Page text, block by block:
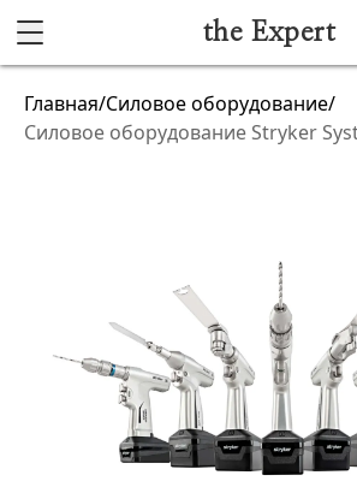
the Expert
Акушерство и гинекология
Лучевая диагностика
Ультразвуковая диагностика
Офтальмологическое оборудование
Хирургическое оборудование
Главная/Силовое оборудование/
Силовое оборудование Stryker